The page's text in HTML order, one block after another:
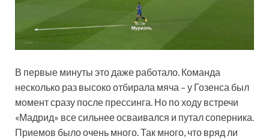
В первые минуты это даже работало. Команда
несколько раз высоко отбирала мяча – у Гозенса был
момент сразу после прессинга. Но по ходу встречи
«Мадрид» все сильнее осваивался и путал соперника.
Приемов было очень много. Так много, что вряд ли